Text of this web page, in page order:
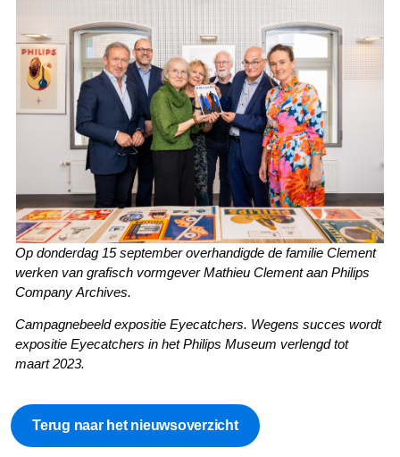
Op donderdag 15 september overhandigde de familie Clement
werken van grafisch vormgever Mathieu Clement aan Philips
Company Archives.
Campagnebeeld expositie Eyecatchers. Wegens succes wordt
expositie Eyecatchers in het Philips Museum verlengd tot
maart 2023.
Terug naar het nieuwsoverzicht